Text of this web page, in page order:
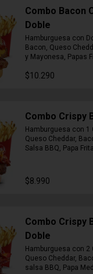
Combo Bacon
Doble
Hamburguesa con
Bacon, Queso
y Mayonesa, Papas
$10.290
Combo Crispy
Hamburguesa con 1
Queso Cheddar,
Salsa BBQ, Papa
$8.990
Combo Crispy
Doble
Hamburguesa con 2
Queso Cheddar,
salsa BBQ, Papa